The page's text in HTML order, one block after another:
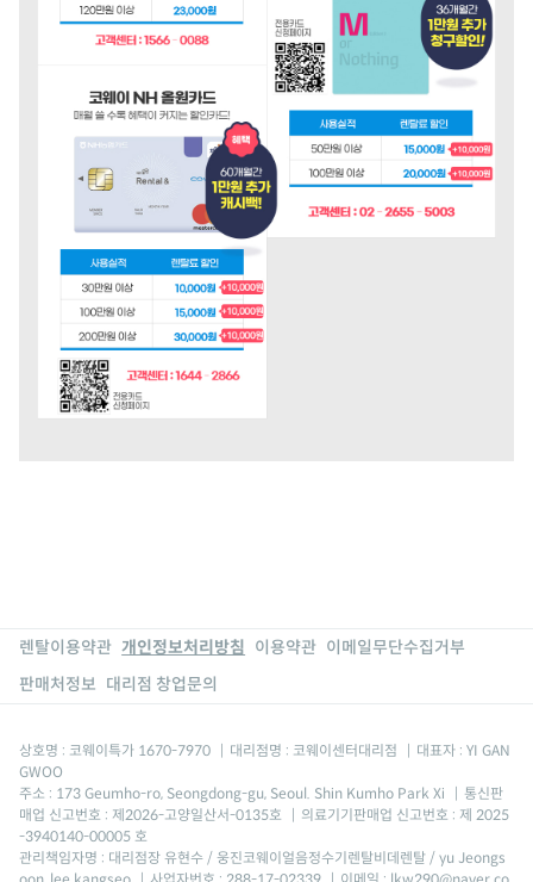
렌탈이용약관 개인정보처리방침 이용약관 이메일무단수집거부
판매처정보 대리점 창업문의
상호명 : 코웨이특가 1670-7970 대리점명 : 코웨이센터대리점
대표자 : YI GAN
GWOO
주소 : 173 Geumho-ro, Seongdong-gu, Seoul. Shin Kumho Park Xi
통신판
매업 신고번호 : 제2026-고양일산서-0135호
의료기기판매업 신고번호 : 제 2025
-3940140-00005 호
관리책임자명 : 대리점장 유현수 / 웅진코웨이얼음정수기렌탈비데렌탈 / yu Jeongs